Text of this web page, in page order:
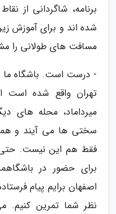
برنامه، شاگردانی از
شده اند و برای آموزش
مسافت های طولانی را
- درست است. باشگاه ما
تهران واقع شده است
میرداماد، محله های
سختی ها می آیند و
فقط هم این نیست. حتی
برای حضور در
اصفهان برایم پیام
نظر شما تمرین کنیم.